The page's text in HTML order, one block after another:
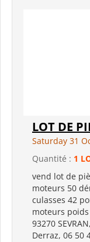
LOT DE
Saturday 31
Quantité : 1
vend lot de
moteurs 50
culasses 42
moteurs poids
93270
Derraz, 06 50